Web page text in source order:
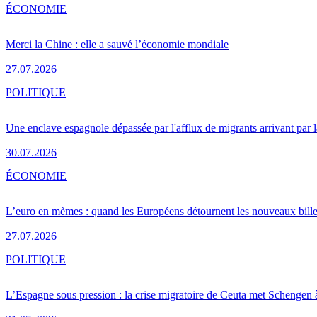
Merci la Chine : elle a sauvé l’économie mondiale
27.07.2026
ÉCONOMIE
Une enclave espagnole dépassée par l'afflux de migrants arrivant par
30.07.2026
POLITIQUE
L’euro en mèmes : quand les Européens détournent les nouveaux
27.07.2026
ÉCONOMIE
L’Espagne sous pression : la crise migratoire de Ceuta met Schengen
POLITIQUE